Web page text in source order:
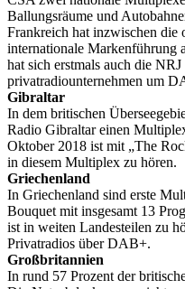
Ballungsräume und
Frankreich hat inzwischen die
internationale Markenführung
hat sich erstmals auch die
privatradiounternehmen um
Gibraltar
In dem britischen
Radio Gibraltar einen
Oktober 2018 ist mit „The
in diesem Multiplex zu hören.
Griechenland
In Griechenland sind erste
Bouquet mit insgesamt 13
ist in weiten Landesteilen zu
Privatradios über DAB+.
Großbritannien
In rund 57 Prozent der